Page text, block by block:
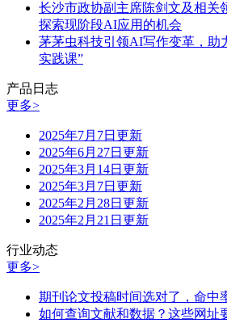
长沙市政协副主席陈剑文及相关
探索现阶段AI应用的机会
茅茅虫科技引领AI写作变革，助
实践课”
产品日志
更多>
2025年7月7日更新
2025年6月27日更新
2025年3月14日更新
2025年3月7日更新
2025年2月28日更新
2025年2月21日更新
行业动态
更多>
期刊论文投稿时间选对了，命中
如何查询文献和数据？这些网址